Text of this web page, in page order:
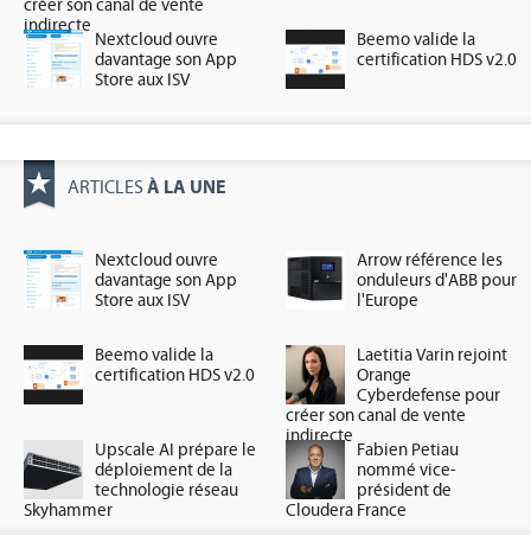
créer son canal de vente
indirecte
Nextcloud ouvre
davantage son App
Store aux ISV
Beemo valide la
certification HDS v2.0
ARTICLES À LA UNE
Nextcloud ouvre
davantage son App
Store aux ISV
Arrow référence les
onduleurs d'ABB pour
l'Europe
Beemo valide la
certification HDS v2.0
Laetitia Varin rejoint
Orange
Cyberdefense pour
créer son canal de vente
indirecte
Upscale AI prépare le
déploiement de la
technologie réseau
Skyhammer
Fabien Petiau
nommé vice-
président de
Cloudera France